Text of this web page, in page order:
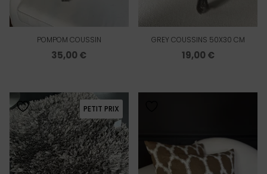
POMPOM COUSSIN
35,00€
GREY COUSSINS 50X30 CM
19,00€
PETIT PRIX